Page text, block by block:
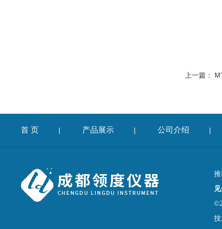
上一篇：
首 页 | 产品展示 | 公司介绍 |